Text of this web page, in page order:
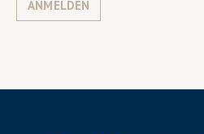
ANMELDEN